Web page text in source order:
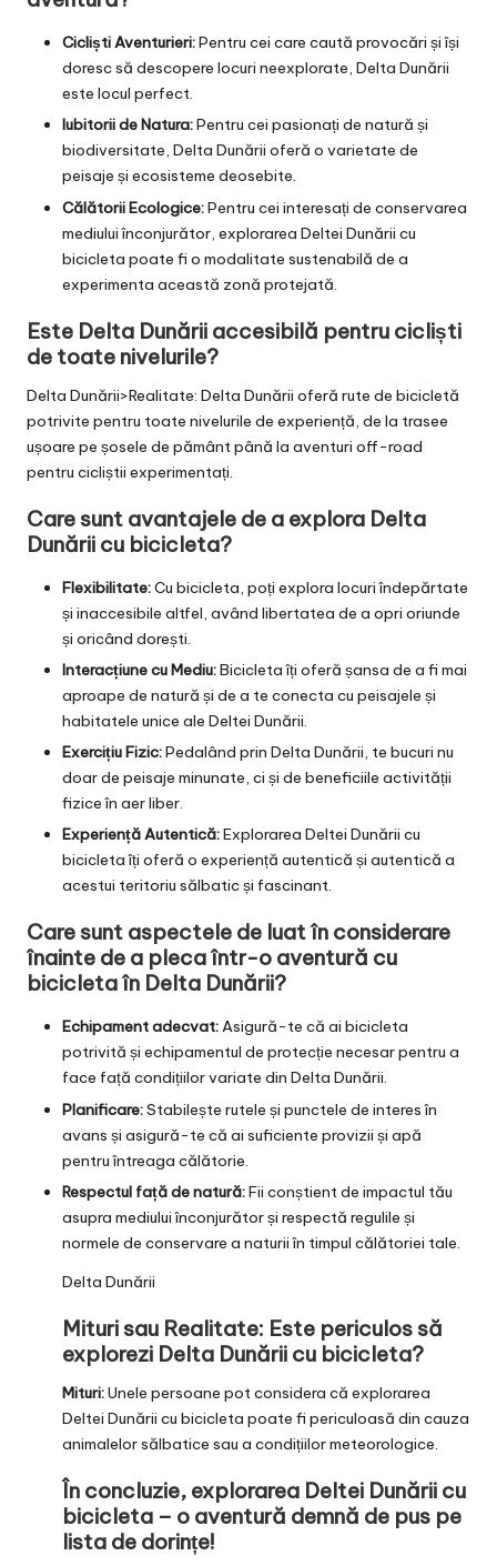
Cicliști Aventurieri:Pentru cei care caută provocări și își
doresc să descopere locuri neexplorate, Delta Dunării
este locul perfect.
Iubitorii de Natura:Pentru cei pasionați de natură și
biodiversitate, Delta Dunării oferă o varietate de
peisaje și ecosisteme deosebite.
Călătorii Ecologice:Pentru cei interesați de conservarea
mediului înconjurător, explorarea Deltei Dunării cu
bicicleta poate fi o modalitate sustenabilă de a
experimenta această zonă protejată.
Este Delta Dunării accesibilă pentru cicliști
de toate nivelurile?
Delta Dunării>Realitate: Delta Dunării oferă rute de bicicletă
potrivite pentru toate nivelurile de experiență, de la trasee
ușoare pe șosele de pământ până la aventuri off-road
pentru cicliștii experimentați.
Care sunt avantajele de a explora Delta
Dunării cu bicicleta?
Flexibilitate:Cu bicicleta, poți explora locuri îndepărtate
și inaccesibile altfel, având libertatea de a opri oriunde
și oricând dorești.
Interacțiune cu Mediu:Bicicleta îți oferă șansa de a fi mai
aproape de natură și de a te conecta cu peisajele și
habitatele unice ale Deltei Dunării.
Exercițiu Fizic:Pedalând prin Delta Dunării, te bucuri nu
doar de peisaje minunate, ci și de beneficiile activității
fizice în aer liber.
Experiență Autentică:Explorarea Deltei Dunării cu
bicicleta îți oferă o experiență autentică și autentică a
acestui teritoriu sălbatic și fascinant.
Care sunt aspectele de luat în considerare
înainte de a pleca într-o aventură cu
bicicleta în Delta Dunării?
Echipament adecvat:Asigură-te că ai bicicleta
potrivită și echipamentul de protecție necesar pentru a
face față condițiilor variate din Delta Dunării.
Planificare:Stabilește rutele și punctele de interes în
avans și asigură-te că ai suficiente provizii și apă
pentru întreaga călătorie.
Respectul față de natură:Fii conștient de impactul tău
asupra mediului înconjurător și respectă regulile și
normele de conservare a naturii în timpul călătoriei tale.
Delta Dunării
Mituri sau Realitate: Este periculos să
explorezi Delta Dunării cu bicicleta?
Mituri:Unele persoane pot considera că explorarea
Deltei Dunării cu bicicleta poate fi periculoasă din cauza
animalelor sălbatice sau a condițiilor meteorologice.
În concluzie, explorarea Deltei Dunării cu
bicicleta – o aventură demnă de pus pe
lista de dorințe!